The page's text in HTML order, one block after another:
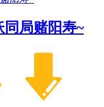
同局赌阳寿~